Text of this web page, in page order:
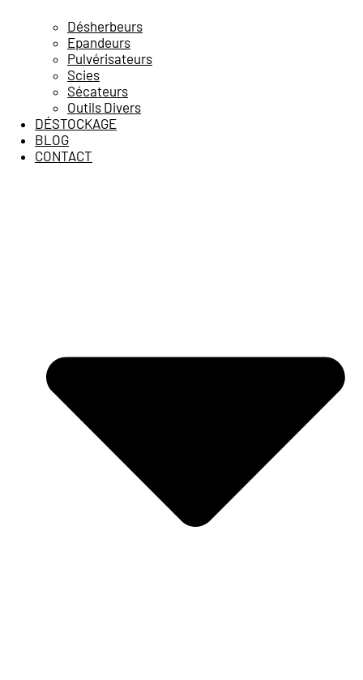
Désherbeurs
Epandeurs
Pulvérisateurs
Scies
Sécateurs
Outils Divers
DÉSTOCKAGE
BLOG
CONTACT